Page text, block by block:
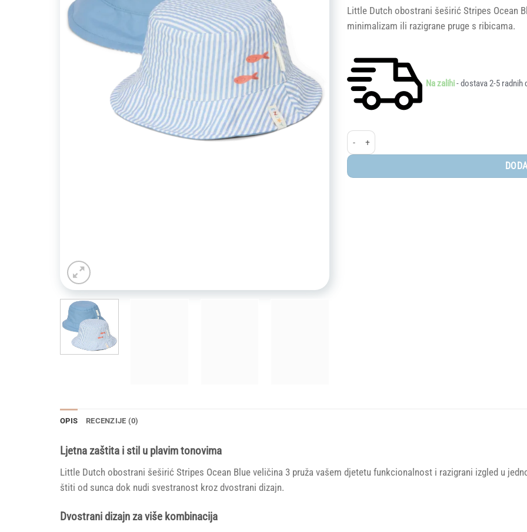
Little Dutch obostrani šeširić Stripes Ocean
minimalizam ili razigrane pruge s ribicama.
Na zalihi- dostava 2-5 radnih
Little Dutch® obostrani šeširić Stripes Ocean Blue
OPIS RECENZIJE (0)
Ljetna zaštita i stil u plavim tonovima
Little Dutch obostrani šeširić Stripes Ocean Blue veličina 3 pruža vašem djetetu funkcionalnost i razigrani izgled u
štiti od sunca dok nudi svestranost kroz dvostrani dizajn.
Dvostrani dizajn za više kombinacija